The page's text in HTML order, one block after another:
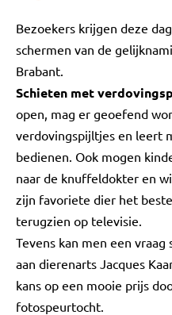
Bezoekers krijgen deze
schermen van de
Brabant.
Schieten met
open, mag er geoefend
verdovingspijltjes en leert
bedienen. Ook mogen
naar de knuffeldokter en
zijn favoriete dier het
terugzien op televisie.
Tevens kan men een
aan dierenarts Jacques
kans op een mooie prijs
fotospeurtocht.